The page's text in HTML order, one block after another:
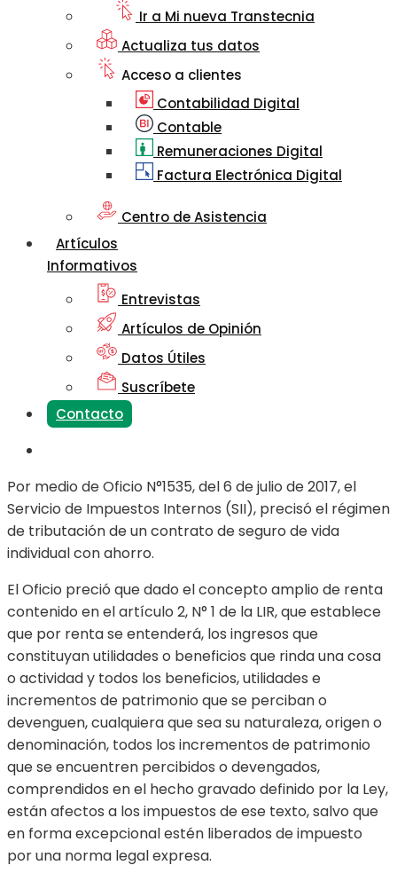
Ir a Mi nueva Transtecnia
Actualiza tus datos
Acceso a clientes
Contabilidad Digital
Contable
Remuneraciones Digital
Factura Electrónica Digital
Centro de Asistencia
Artículos
Informativos
Entrevistas
Artículos de Opinión
Datos Útiles
Suscríbete
Contacto
Por medio de Oficio N°1535, del 6 de julio de 2017, el
Servicio de Impuestos Internos (SII), precisó el régimen
de tributación de un contrato de seguro de vida
individual con ahorro.
El Oficio preció que dado el concepto amplio de renta
contenido en el artículo 2, N° 1 de la LIR, que establece
que por renta se entenderá, los ingresos que
constituyan utilidades o beneficios que rinda una cosa
o actividad y todos los beneficios, utilidades e
incrementos de patrimonio que se perciban o
devenguen, cualquiera que sea su naturaleza, origen o
denominación, todos los incrementos de patrimonio
que se encuentren percibidos o devengados,
comprendidos en el hecho gravado definido por la Ley,
están afectos a los impuestos de ese texto, salvo que
en forma excepcional estén liberados de impuesto
por una norma legal expresa.